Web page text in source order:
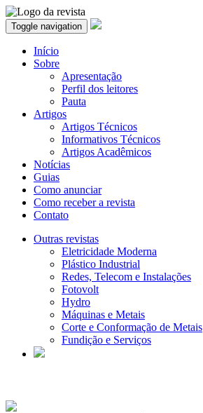
Toggle navigation
Início
Sobre
Apresentação
Perfil dos leitores
Pauta
Artigos
Artigos Técnicos
Informativos Técnicos
Artigos Acadêmicos
Notícias
Guias
Como anunciar
Como receber a revista
Contato
Outras revistas
Eletricidade Moderna
Plástico Industrial
Redes, Telecom e Instalações
Fotovolt
Hydro
Máquinas e Metais
Corte e Conformação de Metais
Fundição e Serviços